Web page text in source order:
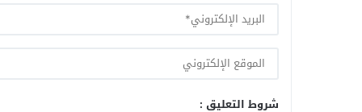
شروط التعليق :